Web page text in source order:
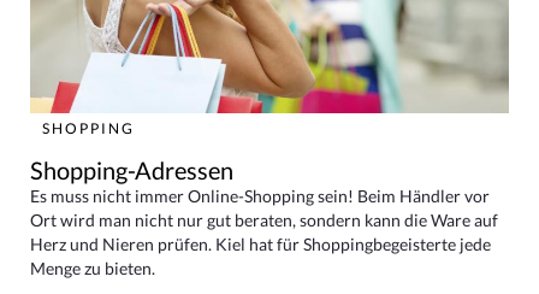
SHOPPING
Shopping-Adressen
Es muss nicht immer Online-Shopping sein! Beim Händler vor
Ort wird man nicht nur gut beraten, sondern kann die Ware auf
Herz und Nieren prüfen. Kiel hat für Shoppingbegeisterte jede
Menge zu bieten.